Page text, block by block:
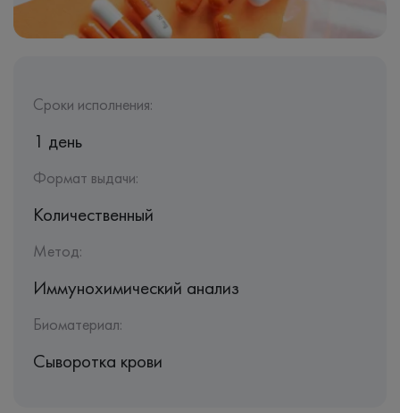
Сроки исполнения:
1 день
Формат выдачи:
Количественный
Метод:
Иммунохимический анализ
Биоматериал:
Сыворотка крови